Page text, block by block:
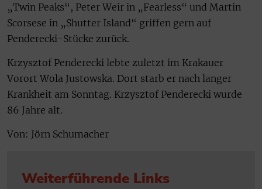
„Twin Peaks“, Peter Weir in „Fearless“ und Martin
Scorsese in „Shutter Island“ griffen gern auf
Penderecki-Stücke zurück.
Krzysztof Penderecki lebte zuletzt im Krakauer
Vorort Wola Justowska. Dort starb er nach langer
Krankheit am Sonntag. Krzysztof Penderecki wurde
86 Jahre alt.
Von: Jörn Schumacher
Weiterführende Links